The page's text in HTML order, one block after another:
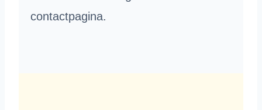
contactpagina.